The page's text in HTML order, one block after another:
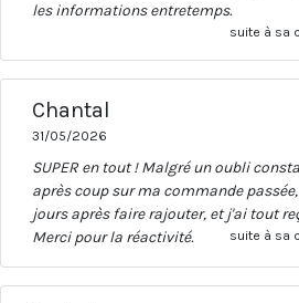
les informations entretemps.
suite à sa
Chantal
31/05/2026
SUPER en tout ! Malgré un oubli
après coup sur ma commande
jours après faire rajouter, et j'ai tout
Merci pour la réactivité.
suite à sa